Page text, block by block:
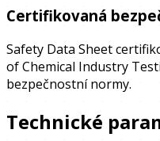
Certifikovaná
Safety Data Sheet
of Chemical Industry
bezpečnostní normy.
Technické